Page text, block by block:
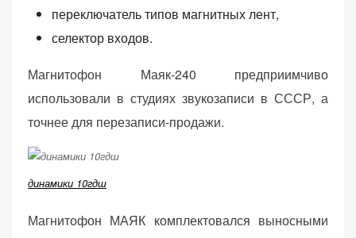
переключатель типов магнитных лент,
селектор входов.
Магнитофон Маяк-240 предприимчиво
использовали в студиях звукозаписи в СССР, а
точнее для перезаписи-продажи.
динамики 10гдш
Магнитофон МАЯК комплектовался выносными